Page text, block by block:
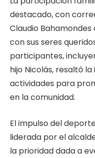
destacado, con
Claudio
con sus seres
participantes,
hijo Nicolás, resaltó
actividades para
en la comunidad.
El impulso del
liderada por el
la prioridad dada a